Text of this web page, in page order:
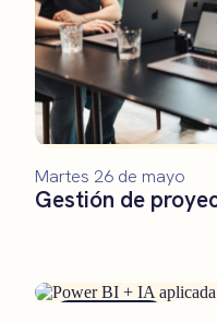
Gestión de
Martes 26 de mayo